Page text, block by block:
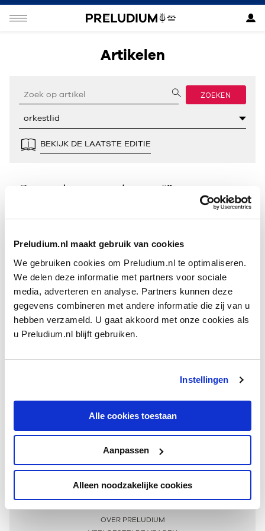
Preludium.nl maakt gebruik van cookies
We gebruiken cookies om Preludium.nl te optimaliseren.
We delen deze informatie met partners voor sociale
media, adverteren en analyse. Partners kunnen deze
gegevens combineren met andere informatie die zij van u
hebben verzameld. U gaat akkoord met onze cookies als
u Preludium.nl blijft gebruiken.
Instellingen
Alle cookies toestaan
Aanpassen
Alleen noodzakelijke cookies
Artikelen
ZOEKEN
BEKIJK DE LAATSTE EDITIE
Geen resultaten gevonden voor “”.
Meer informatie
OVER PRELUDIUM